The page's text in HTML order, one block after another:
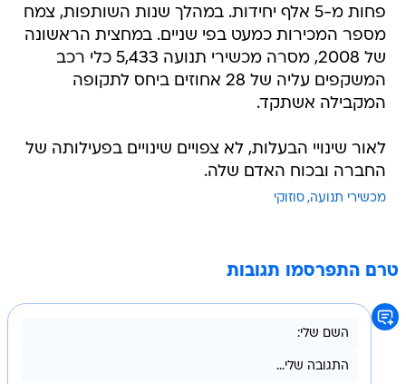
פחות מ-5 אלף יחידות. במהלך שנות השותפות, צמח
מספר המכירות כמעט בפי שניים. במחצית הראשונה
של 2008, מסרה מכשירי תנועה 5,433 כלי רכב
המשקפים עליה של 28 אחוזים ביחס לתקופה
המקבילה אשתקד.
לאור שינויי הבעלות, לא צפויים שינויים בפעילותה של
החברה ובכוח האדם שלה.
מכשירי תנועה סוזוקי
טרם התפרסמו תגובות